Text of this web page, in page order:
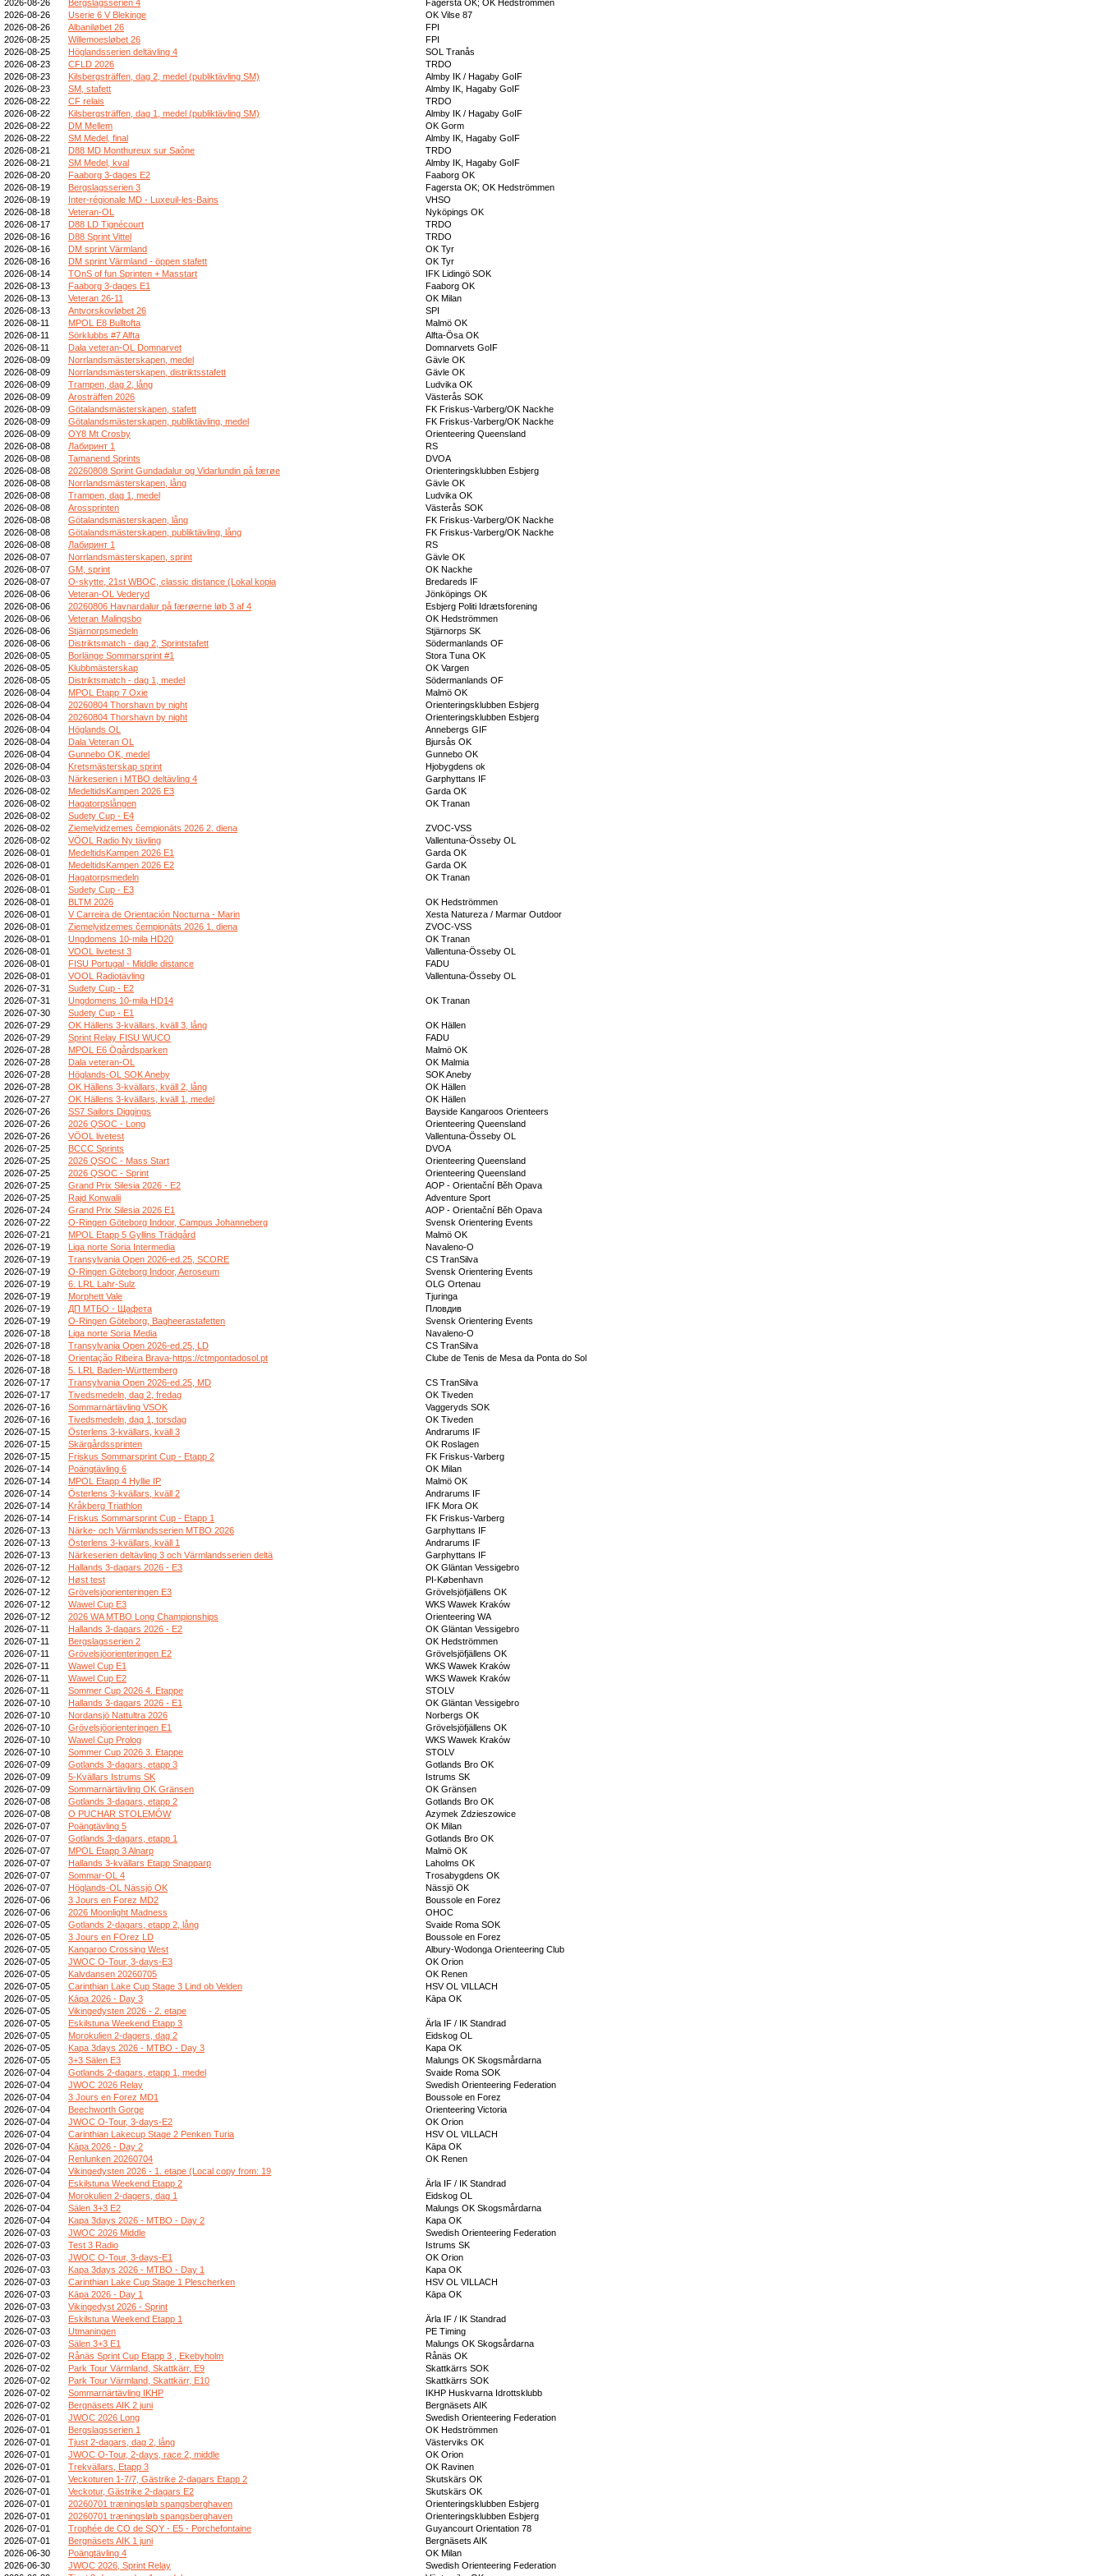
2026-08-26 Bergslagsserien 4
Fagersta OK; OK Hedströmmen
2026-08-26
Userie 6 V Blekinge
OK Vilse 87
2026-08-26
Albaniløbet 26
FPI
2026-08-25
Willemoesløbet 26
FPI
2026-08-25
Höglandsserien deltävling 4
SOL Tranås
2026-08-23
CFLD 2026
TRDO
2026-08-23
Kilsbergsträffen, dag 2, medel (publiktävling SM)
Almby IK / Hagaby GoIF
2026-08-23
SM, stafett
Almby IK, Hagaby GoIF
2026-08-22
CF relais
TRDO
2026-08-22
Kilsbergsträffen, dag 1, medel (publiktävling SM)
Almby IK / Hagaby GoIF
2026-08-22
DM Mellem
OK Gorm
2026-08-22
SM Medel, final
Almby IK, Hagaby GoIF
2026-08-21
D88 MD Monthureux sur Saône
TRDO
2026-08-21
SM Medel, kval
Almby IK, Hagaby GoIF
2026-08-20
Faaborg 3-dages E2
Faaborg OK
2026-08-19
Bergslagsserien 3
Fagersta OK; OK Hedströmmen
2026-08-19
Inter-régionale MD - Luxeuil-les-Bains
VHSO
2026-08-18
Veteran-OL
Nyköpings OK
2026-08-17
D88 LD Tignécourt
TRDO
2026-08-16
D88 Sprint Vittel
TRDO
2026-08-16
DM sprint Värmland
OK Tyr
2026-08-16
DM sprint Värmland - öppen stafett
OK Tyr
2026-08-14
TOnS of fun Sprinten + Masstart
IFK Lidingö SOK
2026-08-13
Faaborg 3-dages E1
Faaborg OK
2026-08-13
Veteran 26-11
OK Milan
2026-08-13
Antvorskovløbet 26
SPI
2026-08-11
MPOL E8 Bulltofta
Malmö OK
2026-08-11
Sörklubbs #7 Alfta
Alfta-Ösa OK
2026-08-11
Dala veteran-OL Domnarvet
Domnarvets GoIF
2026-08-09
Norrlandsmästerskapen, medel
Gävle OK
2026-08-09
Norrlandsmästerskapen, distriktsstafett
Gävle OK
2026-08-09
Trampen, dag 2, lång
Ludvika OK
2026-08-09
Arosträffen 2026
Västerås SOK
2026-08-09
Götalandsmästerskapen, stafett
FK Friskus-Varberg/OK Nackhe
2026-08-09
Götalandsmästerskapen, publiktävling, medel
FK Friskus-Varberg/OK Nackhe
2026-08-09
OY8 Mt Crosby
Orienteering Queensland
2026-08-08
Лабиринт 1
RS
2026-08-08
Tamanend Sprints
DVOA
2026-08-08
20260808 Sprint Gundadalur og Vidarlundin på færøe
Orienteringsklubben Esbjerg
2026-08-08
Norrlandsmästerskapen, lång
Gävle OK
2026-08-08
Trampen, dag 1, medel
Ludvika OK
2026-08-08
Arossprinten
Västerås SOK
2026-08-08
Götalandsmästerskapen, lång
FK Friskus-Varberg/OK Nackhe
2026-08-08
Götalandsmästerskapen, publiktävling, lång
FK Friskus-Varberg/OK Nackhe
2026-08-08
Лабиринт 1
RS
2026-08-07
Norrlandsmästerskapen, sprint
Gävle OK
2026-08-07
GM, sprint
OK Nackhe
2026-08-07
O-skytte, 21st WBOC, classic distance (Lokal kopia
Bredareds IF
2026-08-06
Veteran-OL Vederyd
Jönköpings OK
2026-08-06
20260806 Havnardalur på færøerne løb 3 af 4
Esbjerg Politi Idrætsforening
2026-08-06
Veteran Malingsbo
OK Hedströmmen
2026-08-06
Stjärnorpsmedeln
Stjärnorps SK
2026-08-06
Distriktsmatch - dag 2, Sprintstafett
Södermanlands OF
2026-08-05
Borlänge Sommarsprint #1
Stora Tuna OK
2026-08-05
Klubbmästerskap
OK Vargen
2026-08-05
Distriktsmatch - dag 1, medel
Södermanlands OF
2026-08-04
MPOL Etapp 7 Oxie
Malmö OK
2026-08-04
20260804 Thorshavn by night
Orienteringsklubben Esbjerg
2026-08-04
20260804 Thorshavn by night
Orienteringsklubben Esbjerg
2026-08-04
Höglands OL
Annebergs GIF
2026-08-04
Dala Veteran OL
Bjursås OK
2026-08-04
Gunnebo OK, medel
Gunnebo OK
2026-08-04
Kretsmästerskap sprint
Hjobygdens ok
2026-08-03
Närkeserien i MTBO deltävling 4
Garphyttans IF
2026-08-02
MedeltidsKampen 2026 E3
Garda OK
2026-08-02
Hagatorpslången
OK Tranan
2026-08-02
Sudety Cup - E4
2026-08-02
Ziemeļvidzemes čempionāts 2026 2. diena
ZVOC-VSS
2026-08-02
VÖOL Radio Ny tävling
Vallentuna-Össeby OL
2026-08-01
MedeltidsKampen 2026 E1
Garda OK
2026-08-01
MedeltidsKampen 2026 E2
Garda OK
2026-08-01
Hagatorpsmedeln
OK Tranan
2026-08-01
Sudety Cup - E3
2026-08-01
BLTM 2026
OK Hedströmmen
2026-08-01
V Carreira de Orientación Nocturna - Marin
Xesta Natureza / Marmar Outdoor
2026-08-01
Ziemeļvidzemes čempionāts 2026 1. diena
ZVOC-VSS
2026-08-01
Ungdomens 10-mila HD20
OK Tranan
2026-08-01
VOOL livetest 3
Vallentuna-Össeby OL
2026-08-01
FISU Portugal - Middle distance
FADU
2026-08-01
VOOL Radiotävling
Vallentuna-Össeby OL
2026-07-31
Sudety Cup - E2
2026-07-31
Ungdomens 10-mila HD14
OK Tranan
2026-07-30
Sudety Cup - E1
2026-07-29
OK Hällens 3-kvällars, kväll 3, lång
OK Hällen
2026-07-29
Sprint Relay FISU WUCO
FADU
2026-07-28
MPOL E6 Ögårdsparken
Malmö OK
2026-07-28
Dala veteran-OL
OK Malmia
2026-07-28
Höglands-OL SOK Aneby
SOK Aneby
2026-07-28
OK Hällens 3-kvällars, kväll 2, lång
OK Hällen
2026-07-27
OK Hällens 3-kvällars, kväll 1, medel
OK Hällen
2026-07-26
SS7 Sailors Diggings
Bayside Kangaroos Orienteers
2026-07-26
2026 QSOC - Long
Orienteering Queensland
2026-07-26
VÖOL livetest
Vallentuna-Össeby OL
2026-07-25
BCCC Sprints
DVOA
2026-07-25
2026 QSOC - Mass Start
Orienteering Queensland
2026-07-25
2026 QSOC - Sprint
Orienteering Queensland
2026-07-25
Grand Prix Silesia 2026 - E2
AOP - Orientační Běh Opava
2026-07-25
Rajd Konwalii
Adventure Sport
2026-07-24
Grand Prix Silesia 2026 E1
AOP - Orientační Běh Opava
2026-07-22
O-Ringen Göteborg Indoor, Campus Johanneberg
Svensk Orientering Events
2026-07-21
MPOL Etapp 5 Gyllins Trädgård
Malmö OK
2026-07-19
Liga norte Soria Intermedia
Navaleno-O
2026-07-19
Transylvania Open 2026-ed.25, SCORE
CS TranSilva
2026-07-19
O-Ringen Göteborg Indoor, Aeroseum
Svensk Orientering Events
2026-07-19
6. LRL Lahr-Sulz
OLG Ortenau
2026-07-19
Morphett Vale
Tjuringa
2026-07-19
ДП МТБО - Щафета
Пловдив
2026-07-19
O-Ringen Göteborg, Bagheerastafetten
Svensk Orientering Events
2026-07-18
Liga norte Soria Media
Navaleno-O
2026-07-18
Transylvania Open 2026-ed.25, LD
CS TranSilva
2026-07-18
Orientação Ribeira Brava-https://ctmpontadosol.pt
Clube de Tenis de Mesa da Ponta do Sol
2026-07-18
5. LRL Baden-Württemberg
2026-07-17
Transylvania Open 2026-ed.25, MD
CS TranSilva
2026-07-17
Tivedsmedeln, dag 2, fredag
OK Tiveden
2026-07-16
Sommarnärtävling VSOK
Vaggeryds SOK
2026-07-16
Tivedsmedeln, dag 1, torsdag
OK Tiveden
2026-07-15
Österlens 3-kvällars, kväll 3
Andrarums IF
2026-07-15
Skärgårdssprinten
OK Roslagen
2026-07-15
Friskus Sommarsprint Cup - Etapp 2
FK Friskus-Varberg
2026-07-14
Poängtävling 6
OK Milan
2026-07-14
MPOL Etapp 4 Hyllie IP
Malmö OK
2026-07-14
Österlens 3-kvällars, kväll 2
Andrarums IF
2026-07-14
Kråkberg Triathlon
IFK Mora OK
2026-07-14
Friskus Sommarsprint Cup - Etapp 1
FK Friskus-Varberg
2026-07-13
Närke- och Värmlandsserien MTBO 2026
Garphyttans IF
2026-07-13
Österlens 3-kvällars, kväll 1
Andrarums IF
2026-07-13
Närkeserien deltävling 3 och Värmlandsserien deltä
Garphyttans IF
2026-07-12
Hallands 3-dagars 2026 - E3
OK Gläntan Vessigebro
2026-07-12
Høst test
PI-København
2026-07-12
Grövelsjöorienteringen E3
Grövelsjöfjällens OK
2026-07-12
Wawel Cup E3
WKS Wawek Kraków
2026-07-12
2026 WA MTBO Long Championships
Orienteering WA
2026-07-11
Hallands 3-dagars 2026 - E2
OK Gläntan Vessigebro
2026-07-11
Bergslagsserien 2
OK Hedströmmen
2026-07-11
Grövelsjöorienteringen E2
Grövelsjöfjällens OK
2026-07-11
Wawel Cup E1
WKS Wawek Kraków
2026-07-11
Wawel Cup E2
WKS Wawek Kraków
2026-07-11
Sommer Cup 2026 4. Etappe
STOLV
2026-07-10
Hallands 3-dagars 2026 - E1
OK Gläntan Vessigebro
2026-07-10
Nordansjö Nattultra 2026
Norbergs OK
2026-07-10
Grövelsjöorienteringen E1
Grövelsjöfjällens OK
2026-07-10
Wawel Cup Prolog
WKS Wawek Kraków
2026-07-10
Sommer Cup 2026 3. Etappe
STOLV
2026-07-09
Gotlands 3-dagars, etapp 3
Gotlands Bro OK
2026-07-09
5-Kvällars Istrums SK
Istrums SK
2026-07-09
Sommarnärtävling OK Gränsen
OK Gränsen
2026-07-08
Gotlands 3-dagars, etapp 2
Gotlands Bro OK
2026-07-08
O PUCHAR STOLEMÓW
Azymek Zdzieszowice
2026-07-07
Poängtävling 5
OK Milan
2026-07-07
Gotlands 3-dagars, etapp 1
Gotlands Bro OK
2026-07-07
MPOL Etapp 3 Alnarp
Malmö OK
2026-07-07
Hallands 3-kvällars Etapp Snapparp
Laholms OK
2026-07-07
Sommar-OL 4
Trosabygdens OK
2026-07-07
Höglands-OL Nässjö OK
Nässjö OK
2026-07-06
3 Jours en Forez MD2
Boussole en Forez
2026-07-06
2026 Moonlight Madness
OHOC
2026-07-05
Gotlands 2-dagars, etapp 2, lång
Svaide Roma SOK
2026-07-05
3 Jours en FOrez LD
Boussole en Forez
2026-07-05
Kangaroo Crossing West
Albury-Wodonga Orienteering Club
2026-07-05
JWOC O-Tour, 3-days-E3
OK Orion
2026-07-05
Kalvdansen 20260705
OK Renen
2026-07-05
Carinthian Lake Cup Stage 3 Lind ob Velden
HSV OL VILLACH
2026-07-05
Kāpa 2026 - Day 3
Kāpa OK
2026-07-05
Vikingedysten 2026 - 2. etape
2026-07-05
Eskilstuna Weekend Etapp 3
Ärla IF / IK Standrad
2026-07-05
Morokulien 2-dagers, dag 2
Eidskog OL
2026-07-05
Kapa 3days 2026 - MTBO - Day 3
Kapa OK
2026-07-05
3+3 Sälen E3
Malungs OK Skogsmårdarna
2026-07-04
Gotlands 2-dagars, etapp 1, medel
Svaide Roma SOK
2026-07-04
JWOC 2026 Relay
Swedish Orienteering Federation
2026-07-04
3 Jours en Forez MD1
Boussole en Forez
2026-07-04
Beechworth Gorge
Orienteering Victoria
2026-07-04
JWOC O-Tour, 3-days-E2
OK Orion
2026-07-04
Carinthian Lakecup Stage 2 Penken Turia
HSV OL VILLACH
2026-07-04
Kāpa 2026 - Day 2
Kāpa OK
2026-07-04
Renlunken 20260704
OK Renen
2026-07-04
Vikingedysten 2026 - 1. etape (Local copy from: 19
2026-07-04
Eskilstuna Weekend Etapp 2
Ärla IF / IK Standrad
2026-07-04
Morokulien 2-dagers, dag 1
Eidskog OL
2026-07-04
Sälen 3+3 E2
Malungs OK Skogsmårdarna
2026-07-04
Kapa 3days 2026 - MTBO - Day 2
Kapa OK
2026-07-03
JWOC 2026 Middle
Swedish Orienteering Federation
2026-07-03
Test 3 Radio
Istrums SK
2026-07-03
JWOC O-Tour, 3-days-E1
OK Orion
2026-07-03
Kapa 3days 2026 - MTBO - Day 1
Kapa OK
2026-07-03
Carinthian Lake Cup Stage 1 Plescherken
HSV OL VILLACH
2026-07-03
Kāpa 2026 - Day 1
Kāpa OK
2026-07-03
Vikingedyst 2026 - Sprint
2026-07-03
Eskilstuna Weekend Etapp 1
Ärla IF / IK Standrad
2026-07-03
Utmaningen
PE Timing
2026-07-03
Sälen 3+3 E1
Malungs OK Skogsårdarna
2026-07-02
Rånäs Sprint Cup Etapp 3 , Ekebyholm
Rånäs OK
2026-07-02
Park Tour Värmland, Skattkärr, E9
Skattkärrs SOK
2026-07-02
Park Tour Värmland, Skattkärr, E10
Skattkärrs SOK
2026-07-02
Sommarnärtävling IKHP
IKHP Huskvarna Idrottsklubb
2026-07-02
Bergnäsets AIK 2 juni
Bergnäsets AIK
2026-07-01
JWOC 2026 Long
Swedish Orienteering Federation
2026-07-01
Bergslagsserien 1
OK Hedströmmen
2026-07-01
Tjust 2-dagars, dag 2, lång
Västerviks OK
2026-07-01
JWOC O-Tour, 2-days, race 2, middle
OK Orion
2026-07-01
Trekvällars, Etapp 3
OK Ravinen
2026-07-01
Veckoturen 1-7/7, Gästrike 2-dagars Etapp 2
Skutskärs OK
2026-07-01
Veckotur, Gästrike 2-dagars E2
Skutskärs OK
2026-07-01
20260701 træningsløb spangsberghaven
Orienteringsklubben Esbjerg
2026-07-01
20260701 træningsløb spangsberghaven
Orienteringsklubben Esbjerg
2026-07-01
Trophée de CO de SQY - E5 - Porchefontaine
Guyancourt Orientation 78
2026-07-01
Bergnäsets AIK 1 juni
Bergnäsets AIK
2026-06-30
Poängtävling 4
OK Milan
2026-06-30
JWOC 2026, Sprint Relay
Swedish Orienteering Federation